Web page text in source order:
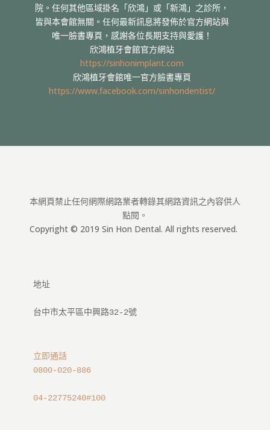
院。任何其他區域掛名「欣鴻」或「新鴻」之診所，
皆與本會館無關。任何最新訊息將發佈於官方網站與
唯一臉書專頁，感謝各位長期支持與愛護！
欣鴻植牙會館官方網站
https://sinhonimplant.com
欣鴻植牙會館唯一官方臉書專頁
https://www.facebook.com/sinhondentist/
本網頁禁止任何網際網路業者轉錄其網路資訊之內容供人
點閱。
Copyright © 2019 Sin Hon Dental. All rights reserved.
地址
台中市太平區中興路32-2號
立即通話
0800-020-886
04-22775240#100